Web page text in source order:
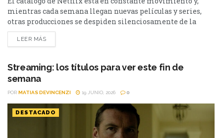
mientras cada semana llegan nuevas películas y series,
otras producciones se despiden silenciosamente de la
plataforma. Esta vez, tres títulos muy diferentes entre sí
abandonarán el servicio en los próximos días: El bosque,
pendientes o pensabas volver a verlas,...
LEER MÁS
Streaming: los títulos para ver este fin de
semana
POR MATIAS DEVINCENZI 19 JUNIO, 2026 0
DESTACADO